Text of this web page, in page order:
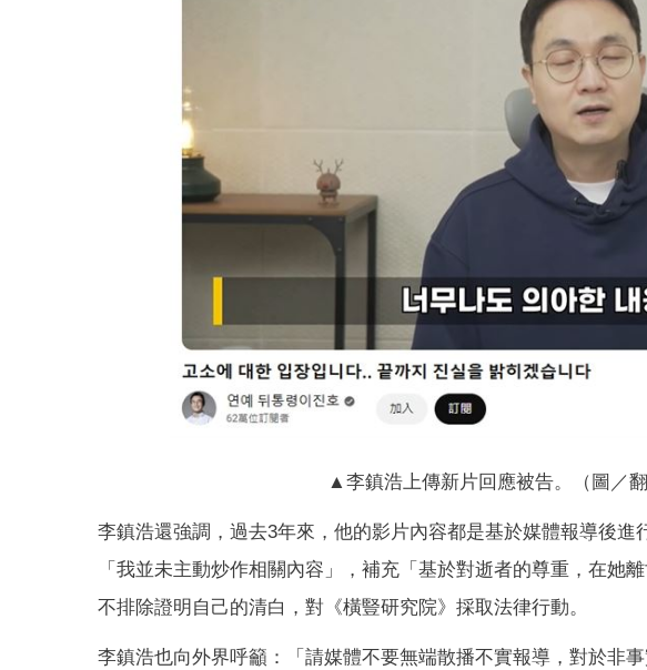
▲李鎮浩上傳新片回應被告。（圖／翻
李鎮浩還強調，過去3年來，他的影片內容都是基於媒體報導後進
「我並未主動炒作相關內容」，補充「基於對逝者的尊重，在她
不排除證明自己的清白，對《橫豎研究院》採取法律行動。
李鎮浩也向外界呼籲：「請媒體不要無端散播不實報導，對於非